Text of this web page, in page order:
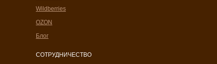
СОТРУДНИЧЕСТВО
Wildberries
OZON
Блог